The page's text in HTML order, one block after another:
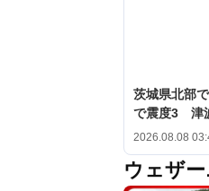
茨城県北部
で震度3 津
2026.08.08
ウェザ